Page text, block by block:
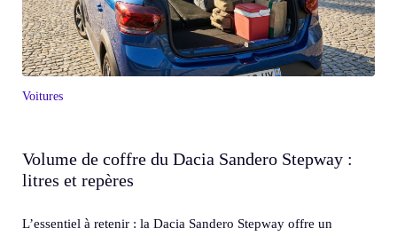
Voitures
Volume de coffre du Dacia Sandero Stepway :
litres et repères
L’essentiel à retenir : la Dacia Sandero Stepway offre un